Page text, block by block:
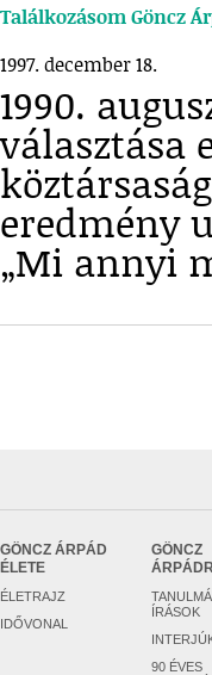
Találkozásom Göncz
1997. december 18.
1990.
választása
eredmény
„Mi annyi
GÖNCZ ÁRPÁD
ÉLETE
ÉLETRAJZ
IDŐVONAL
GÖNCZ
ÍRÁSOK
90 ÉVES